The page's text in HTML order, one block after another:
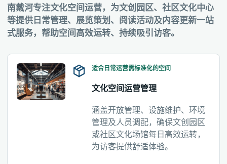
南戴河专注文化空间运营，为文创园区、社区文化中心
等提供日常管理、展览策划、阅读活动及内容更新一站
式服务，帮助空间高效运转、持续吸引访客。
适合日常运营需标准化的空间
文化空间运营管理
涵盖开放管理、设施维护、环境
管理及人员调配，确保文创园区
或社区文化场馆每日高效运转，
为访客提供舒适体验。